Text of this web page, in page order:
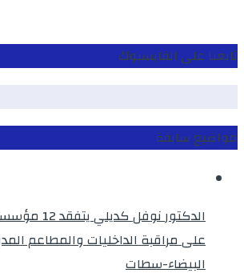
تابعنا على الفايسبوك
مواضيع سابقة
الدكتور نوفل
على مراقبة الداخليات والمطاعم
البيضاء-سطات